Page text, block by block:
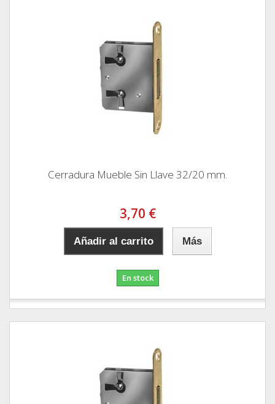
Cerradura Mueble Sin Llave 32/20 mm.
3,70 €
Añadir al carrito Más
En stock